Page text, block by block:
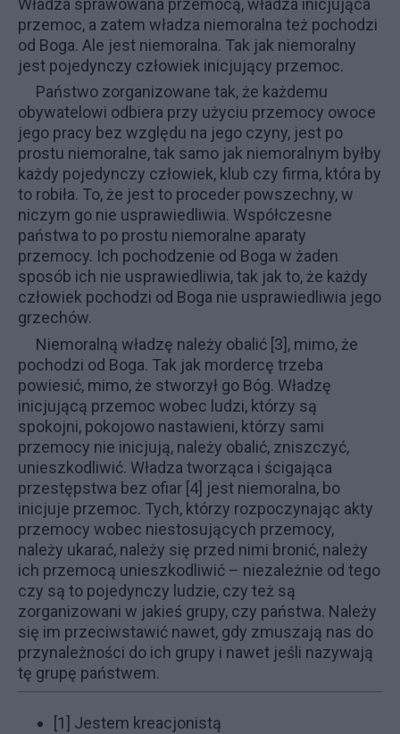
Władza sprawowana przemocą, władza inicjująca
przemoc, a zatem władza niemoralna też pochodzi
od Boga. Ale jest niemoralna. Tak jak niemoralny
jest pojedynczy człowiek inicjujący przemoc.
Państwo zorganizowane tak, że każdemu
obywatelowi odbiera przy użyciu przemocy owoce
jego pracy bez względu na jego czyny, jest po
prostu niemoralne, tak samo jak niemoralnym byłby
każdy pojedynczy człowiek, klub czy firma, która by
to robiła. To, że jest to proceder powszechny, w
niczym go nie usprawiedliwia. Współczesne
państwa to po prostu niemoralne aparaty
przemocy. Ich pochodzenie od Boga w żaden
sposób ich nie usprawiedliwia, tak jak to, że każdy
człowiek pochodzi od Boga nie usprawiedliwia jego
grzechów.
Niemoralną władzę należy obalić [3], mimo, że
pochodzi od Boga. Tak jak mordercę trzeba
powiesić, mimo, że stworzył go Bóg. Władzę
inicjującą przemoc wobec ludzi, którzy są
spokojni, pokojowo nastawieni, którzy sami
przemocy nie inicjują, należy obalić, zniszczyć,
unieszkodliwić. Władza tworząca i ścigająca
przestępstwa bez ofiar [4] jest niemoralna, bo
inicjuje przemoc. Tych, którzy rozpoczynając akty
przemocy wobec niestosujących przemocy,
należy ukarać, należy się przed nimi bronić, należy
ich przemocą unieszkodliwić – niezależnie od tego
czy są to pojedynczy ludzie, czy też są
zorganizowani w jakieś grupy, czy państwa. Należy
się im przeciwstawić nawet, gdy zmuszają nas do
przynależności do ich grupy i nawet jeśli nazywają
tę grupę państwem.
[1] Jestem kreacjonistą